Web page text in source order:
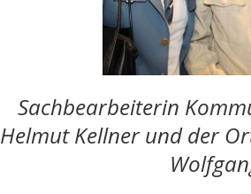
Sachbearbeiterin
Helmut Kellner und der